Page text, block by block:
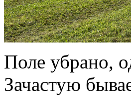
Поле убрано,
Зачастую